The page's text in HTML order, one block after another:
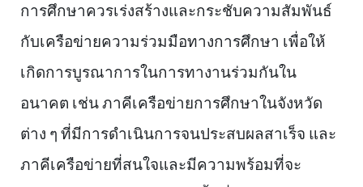
การศึกษาควรเร่งสร้างและกระชับความสัมพันธ์
กับเครือข่ายความร่วมมือทางการศึกษา เพื่อให้
เกิดการบูรณาการในการทางานร่วมกันใน
อนาคต เช่น ภาคีเครือข่ายการศึกษาในจังหวัด
ต่าง ๆ ที่มีการดำเนินการจนประสบผลสาเร็จ และ
ภาคีเครือข่ายที่สนใจและมีความพร้อมที่จะ